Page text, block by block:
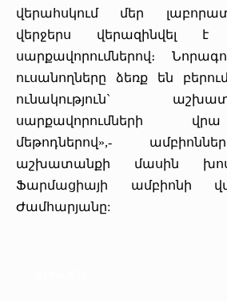
վերահսկում մեր
վերջերս վերազինվել է
սարքավորումներով։
ուսանողները ձեռք են
ունակություն`
սարքավորումների
մեթոդներով»,-
աշխատանքի մասին
Ֆարմացիայի ամբիոնի
Ժամհարյանը: